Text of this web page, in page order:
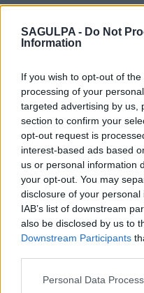
SAGULPA - Do Not
Information
If you wish to opt-out of
processing of your
targeted advertising by us,
section to confirm your
opt-out request is
interest-based ads based
us or personal information
your opt-out. You may
disclosure of your
IAB’s list of downstream
also be disclosed by us to
Downstream Participants
Personal Data
Altavista
0 Plazas de
109
Schamann
0 Plazas de
Ocupación: 100%